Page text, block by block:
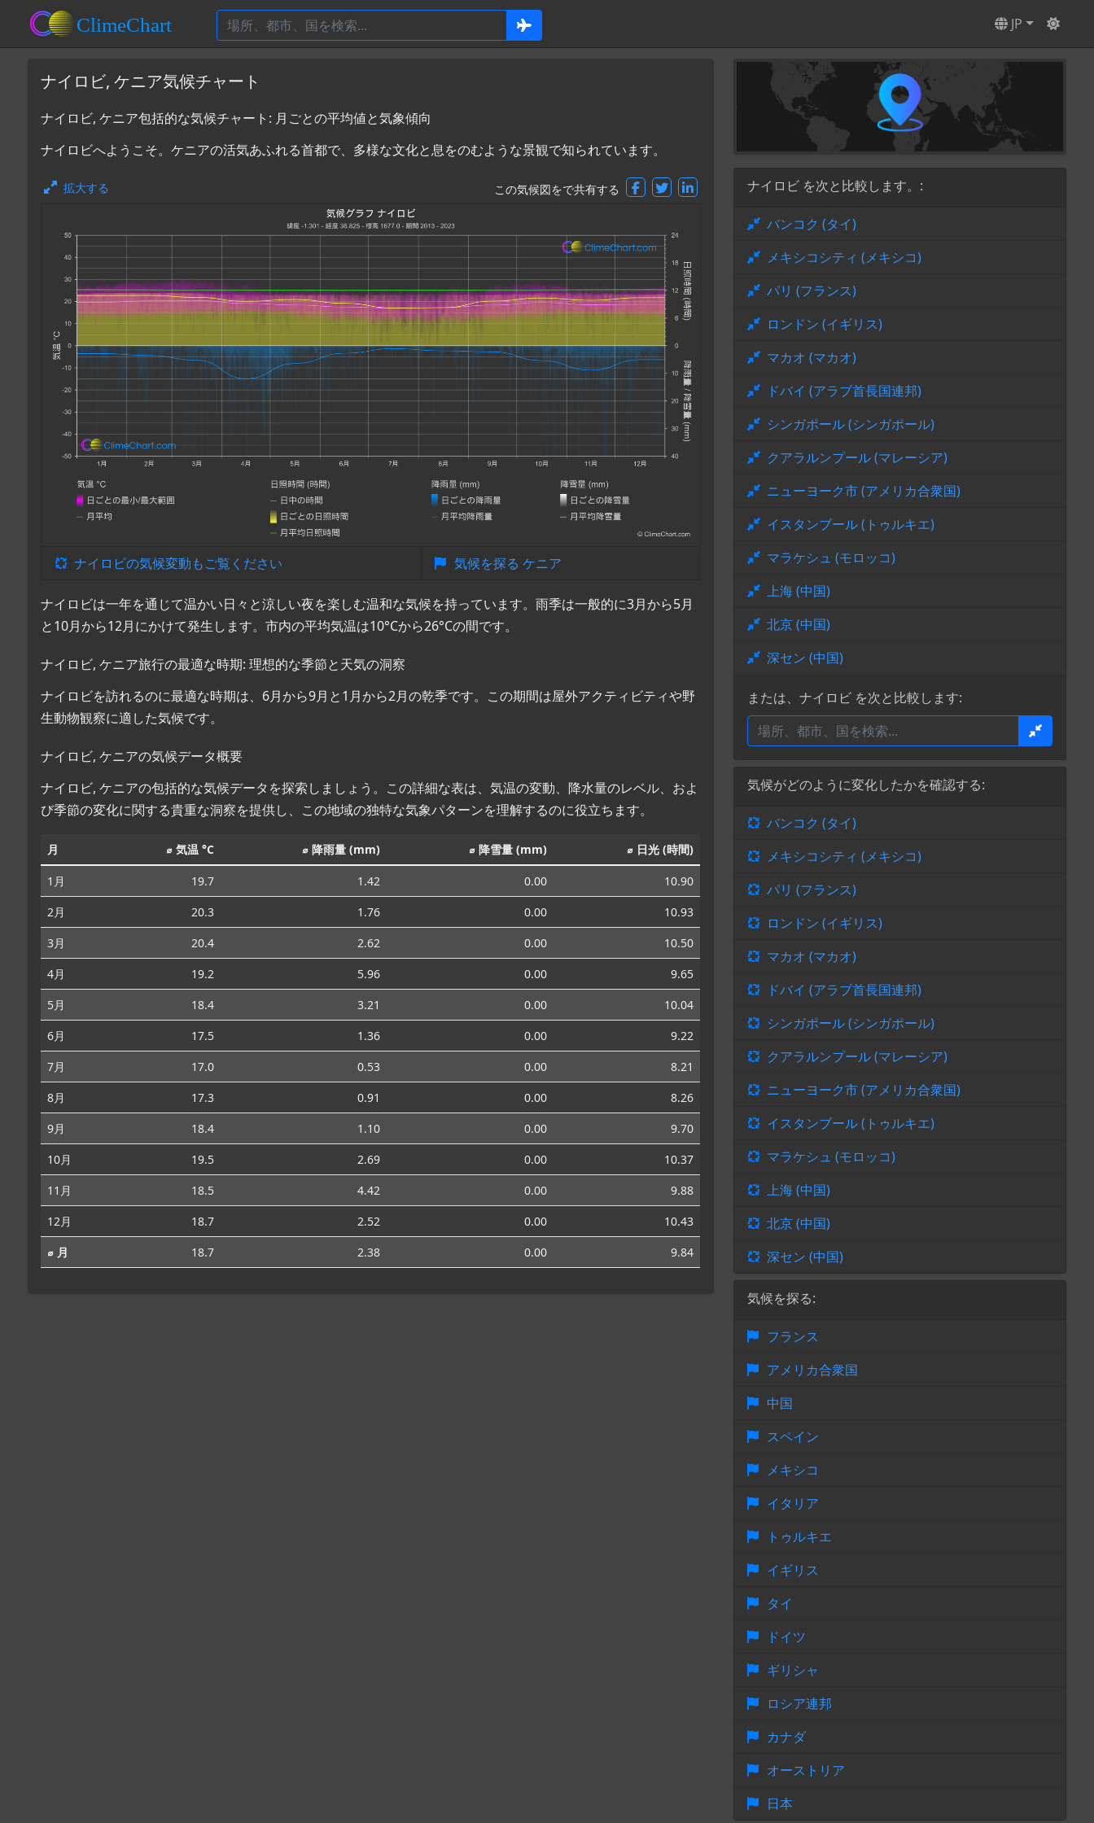
JP
ナイロビ, ケニア気候チャート
ナイロビ, ケニア包括的な気候チャート: 月ごとの平均値と気象傾向
ナイロビへようこそ。ケニアの活気あふれる首都で、多様な文化と息をのむような景観で知られています。
拡大する この気候図をで共有する
ナイロビの気候変動もご覧ください 気候を探る ケニア
ナイロビは一年を通じて温かい日々と涼しい夜を楽しむ温和な気候を持っています。雨季は一般的に3月から5月
と10月から12月にかけて発生します。市内の平均気温は10°Cから26°Cの間です。
ナイロビ, ケニア旅行の最適な時期: 理想的な季節と天気の洞察
ナイロビを訪れるのに最適な時期は、6月から9月と1月から2月の乾季です。この期間は屋外アクティビティや野
生動物観察に適した気候です。
ナイロビ, ケニアの気候データ概要
ナイロビ, ケニアの包括的な気候データを探索しましょう。この詳細な表は、気温の変動、降水量のレベル、およ
び季節の変化に関する貴重な洞察を提供し、この地域の独特な気象パターンを理解するのに役立ちます。
月 ⌀ 気温 °C ⌀ 降雨量 (mm) ⌀ 降雪量 (mm) ⌀ 日光 (時間)
1月 19.7 1.42 0.00
10.90
2月
20.3 1.76 0.00
10.93
3月
20.4 2.62 0.00
10.50
4月
19.2 5.96 0.00
9.65
5月
18.4 3.21 0.00
10.04
6月
17.5 1.36 0.00
9.22
7月
17.0 0.53 0.00
8.21
8月
17.3 0.91 0.00
8.26
9月
18.4 1.10 0.00
9.70
10月
19.5 2.69 0.00
10.37
11月
18.5 4.42 0.00
9.88
12月
18.7 2.52 0.00
10.43
⌀ 月
18.7 2.38 0.00 9.84
ナイロビ を次と比較します。:
バンコク (タイ)
メキシコシティ (メキシコ)
パリ (フランス)
ロンドン (イギリス)
マカオ (マカオ)
ドバイ (アラブ首長国連邦)
シンガポール (シンガポール)
クアラルンプール (マレーシア)
ニューヨーク市 (アメリカ合衆国)
イスタンブール (トゥルキエ)
マラケシュ (モロッコ)
上海 (中国)
北京 (中国)
深セン (中国)
または、ナイロビ を次と比較します:
気候がどのように変化したかを確認する:
バンコク (タイ)
メキシコシティ (メキシコ)
パリ (フランス)
ロンドン (イギリス)
マカオ (マカオ)
ドバイ (アラブ首長国連邦)
シンガポール (シンガポール)
クアラルンプール (マレーシア)
ニューヨーク市 (アメリカ合衆国)
イスタンブール (トゥルキエ)
マラケシュ (モロッコ)
上海 (中国)
北京 (中国)
深セン (中国)
気候を探る:
フランス
アメリカ合衆国
中国
スペイン
メキシコ
イタリア
トゥルキエ
イギリス
タイ
ドイツ
ギリシャ
ロシア連邦
カナダ
オーストリア
日本